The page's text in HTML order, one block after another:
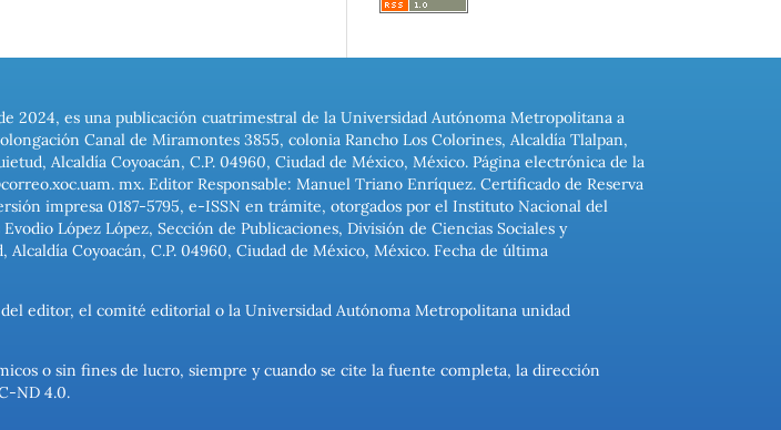
2024, es una publicación cuatrimestral de la Universidad Autónoma Metropolitana a
Canal de Miramontes 3855, colonia Rancho Los Colorines, Alcaldía Tlalpan,
Alcaldía Coyoacán, C.P. 04960, Ciudad de México, México. Página electrónica de la
mx. Editor Responsable: Manuel Triano Enríquez. Certificado de Reserva
impresa 0187-5795, e-ISSN en trámite, otorgados por el Instituto Nacional del
López López, Sección de Publicaciones, División de Ciencias Sociales y
Coyoacán, C.P. 04960, Ciudad de México, México. Fecha de última
editor, el comité editorial o la Universidad Autónoma Metropolitana unidad
o sin fines de lucro, siempre y cuando se cite la fuente completa, la dirección
ND 4.0.